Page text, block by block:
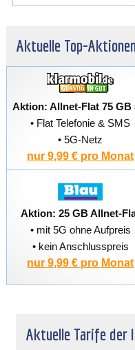
Aktuelle Top-
Aktion: Allnet-Flat 75 GB
• Flat Telefonie & SMS
• 5G-Netz
nur 9,99 € pro Monat
Aktion: 25 GB Allnet-
• mit 5G ohne Aufpreis
• kein Anschlusspreis
nur 9,99 € pro Monat
Aktuelle Tarife der